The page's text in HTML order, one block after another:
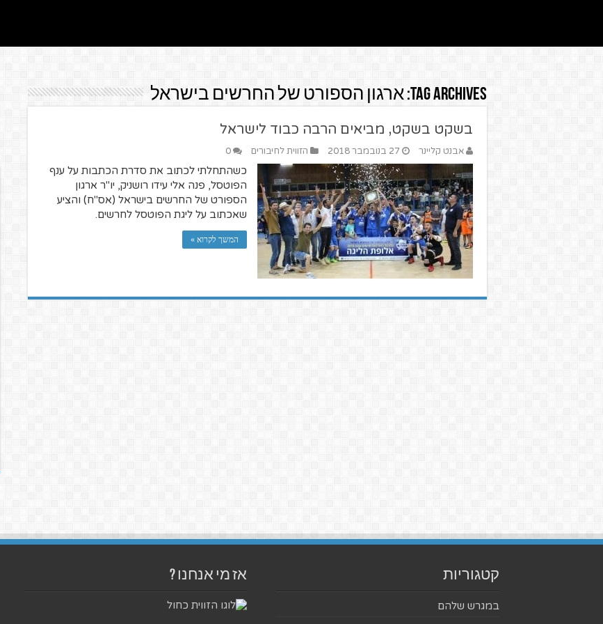
Tag Archives: ארגון הספורט של החרשים בישראל
בשקט בשקט, מביאים הרבה כבוד לישראל
אבנט קליינר 27 בנובמבר 2018 הזווית לחיבורים 0
כשהתחלתי לכתוב את סדרת הכתבות על ענף
הפוטסל, פנה אלי עידו רושניק, יו"ר ארגון
הספורט של החרשים בישראל (אס"ח) והציע
שאכתוב על ליגת הפוטסל לחרשים.
המשך לקרוא »
קטגוריות
במגרש שלהם
אז מי אנחנו ?